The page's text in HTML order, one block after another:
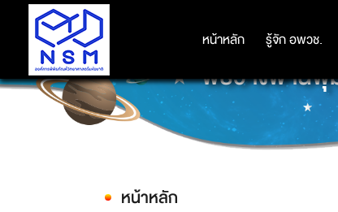
หน้าหลัก รู้จัก อพวช.
หน้าหลัก รู้จัก อพวช.
พิธีวางพานพุ่
หน้าหลัก